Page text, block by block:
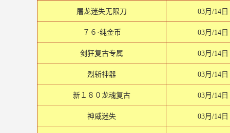
屠龙迷失无限刀 03月/14日
７６·纯金币 03月/14日
剑狂复古专属 03月/14日
烈斩神器 03月/14日
新１８０龙魂复古 03月/14日
神威迷失 03月/14日